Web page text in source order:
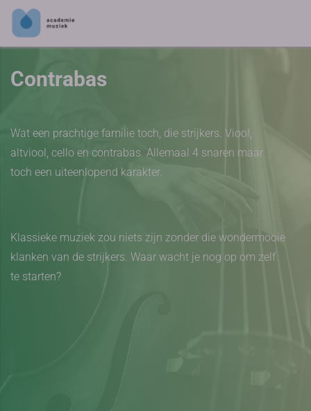
Contrabas
Wat een prachtige familie toch, die strijkers. Viool,
altviool, cello en contrabas. Allemaal 4 snaren maar
toch een uiteenlopend karakter.
Klassieke muziek zou niets zijn zonder die wondermooie
klanken van de strijkers. Waar wacht je nog op om zelf
te starten?